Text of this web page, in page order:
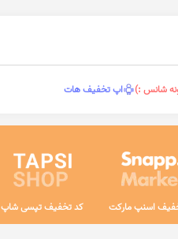
شانس :) اپ تخفیف هات
اسنپ مارکت کد تخفیف تپسی شاپ